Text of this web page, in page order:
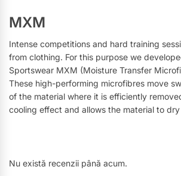
MXM
Intense competitions and hard training
from clothing. For this purpose we
Sportswear MXM (Moisture Transfer
These high-performing microfibres move
of the material where it is efficiently
cooling effect and allows the material to
Nu există recenzii până acum.